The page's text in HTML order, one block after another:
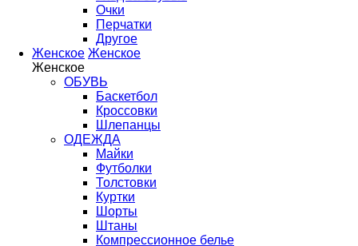
Очки
Перчатки
Другое
Женское Женское
Женское
ОБУВЬ
Баскетбол
Кроссовки
Шлепанцы
ОДЕЖДА
Майки
Футболки
Толстовки
Куртки
Шорты
Штаны
Компрессионное белье